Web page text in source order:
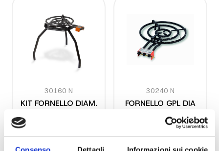
30160 N
KIT FORNELLO DIAM.
E PIEDI PER FORNELL
30240 N
FORNELLO GPL DIA